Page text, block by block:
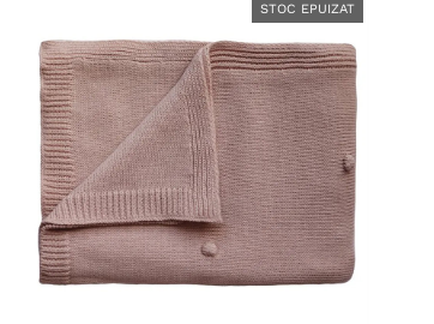
STOC EPUIZAT